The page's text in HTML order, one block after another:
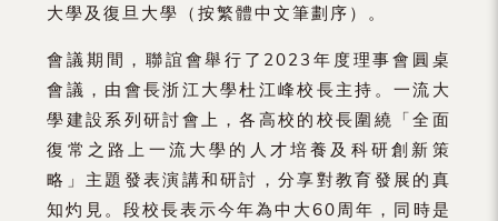
大學及復旦大學（按繁體中文筆劃序）。
會議期間，聯誼會舉行了2023年度理事會圓桌
會議，由會長浙江大學杜江峰校長主持。一流大
學建設系列研討會上，各高校的校長圍繞「全面
復常之路上一流大學的人才培養及科研創新策
略」主題發表演講和研討，分享對教育發展的真
知灼見。段校長表示今年為中大60周年，同時是